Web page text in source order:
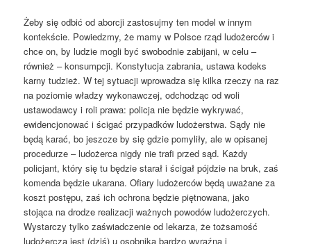
Żeby się odbić od aborcji zastosujmy ten model w innym
kontekście. Powiedzmy, że mamy w Polsce rząd ludożerców i
chce on, by ludzie mogli być swobodnie zabijani, w celu –
również – konsumpcji. Konstytucja zabrania, ustawa kodeks
karny tudzież. W tej sytuacji wprowadza się kilka rzeczy na raz
na poziomie władzy wykonawczej, odchodząc od woli
ustawodawcy i roli prawa: policja nie będzie wykrywać,
ewidencjonować i ścigać przypadków ludożerstwa. Sądy nie
będą karać, bo jeszcze by się gdzie pomyliły, ale w opisanej
procedurze – ludożerca nigdy nie trafi przed sąd. Każdy
policjant, który się tu będzie starał i ścigał pójdzie na bruk, zaś
komenda będzie ukarana. Ofiary ludożerców będą uważane za
koszt postępu, zaś ich ochrona będzie piętnowana, jako
stojąca na drodze realizacji ważnych powodów ludożerczych.
Wystarczy tylko zaświadczenie od lekarza, że tożsamość
ludożercza jest (dziś) u osobnika bardzo wyraźna i